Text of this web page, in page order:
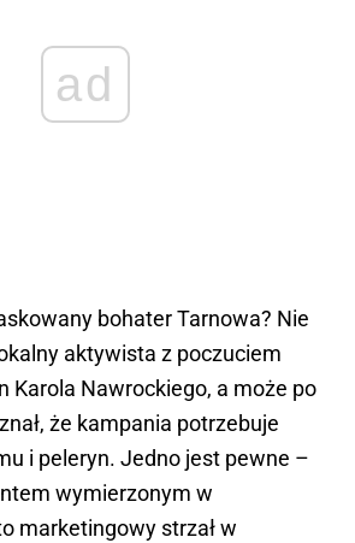
ad
bohater Tarnowa? Nie
aktywista z poczuciem
Karola Nawrockiego, a może po
że kampania potrzebuje
i peleryn. Jedno jest pewne –
wymierzonym w
marketingowy strzał w